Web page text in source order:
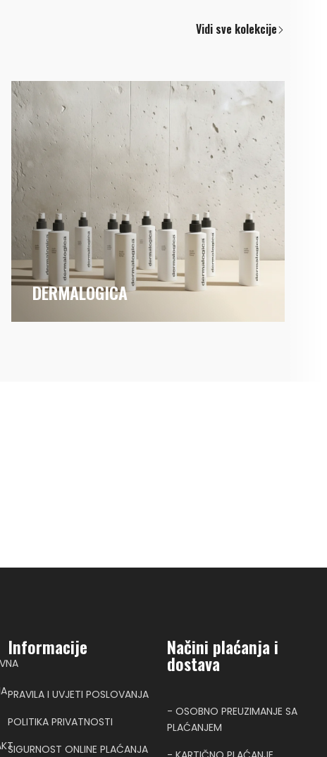
Vidi sve kolekcije
DERMALOGICA
Informacije
PRAVILA I UVJETI POSLOVANJA
POLITIKA PRIVATNOSTI
SIGURNOST ONLINE PLAĆANJA
Načini plaćanja i
dostava
- OSOBNO PREUZIMANJE SA
PLAĆANJEM